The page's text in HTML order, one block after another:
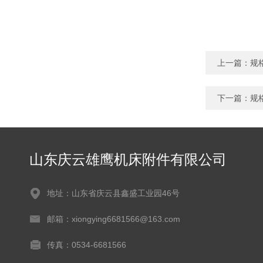
上一篇： 规
下一篇： 规
山东庆云雄鹰机床附件有限公司
地址：山东省庆云县鑫盛工业园46号
邮箱：xiongying6681566@163.com
传真：0534-6681566